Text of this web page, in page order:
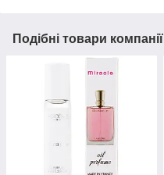
Подібні товари компанії